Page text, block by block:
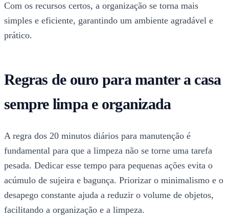
Com os recursos certos, a organização se torna mais
simples e eficiente, garantindo um ambiente agradável e
prático.
Regras de ouro para manter a casa
sempre limpa e organizada
A regra dos 20 minutos diários para manutenção é
fundamental para que a limpeza não se torne uma tarefa
pesada. Dedicar esse tempo para pequenas ações evita o
acúmulo de sujeira e bagunça. Priorizar o minimalismo e o
desapego constante ajuda a reduzir o volume de objetos,
facilitando a organização e a limpeza.